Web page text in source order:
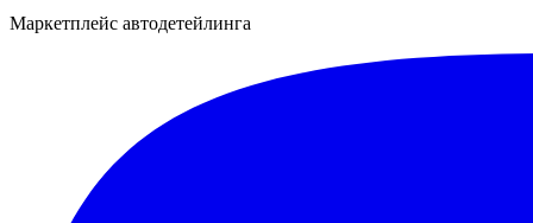
Маркетплейс автодетейлинга